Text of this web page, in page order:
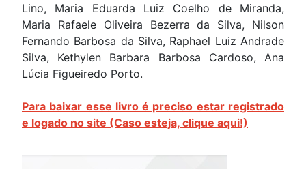
Lino, Maria Eduarda Luiz Coelho de Miranda,
Maria Rafaele Oliveira Bezerra da Silva, Nilson
Fernando Barbosa da Silva, Raphael Luiz Andrade
Silva, Kethylen Barbara Barbosa Cardoso, Ana
Lúcia Figueiredo Porto.
Para baixar esse livro é preciso estar registrado
e logado no site (Caso esteja, clique aqui!)